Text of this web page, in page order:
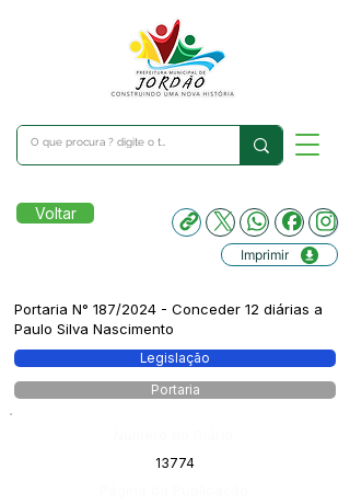
Voltar
Imprimir
Portaria N° 187/2024 - Conceder 12 diárias a
Paulo Silva Nascimento
Legislação
Portaria
13774